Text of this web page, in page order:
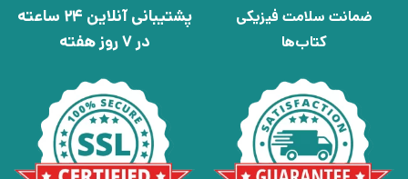
ضمانت سلامت فیزیکی
کتاب‌ها
پشتیبانی آنلاین 24 ساعته
در 7 روز هفته